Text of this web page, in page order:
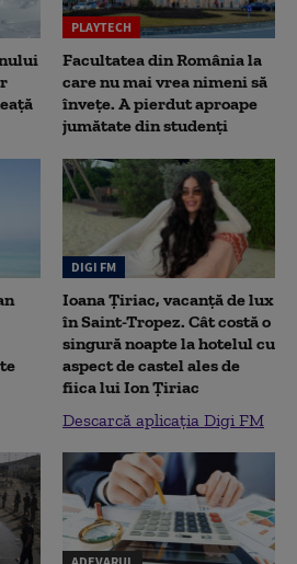
PLAYTECH
Facultatea din România la
care nu mai vrea nimeni să
înveţe. A pierdut aproape
jumătate din studenţi
DIGI FM
Ioana Țiriac, vacanță de lux
în Saint-Tropez. Cât costă o
singură noapte la hotelul cu
aspect de castel ales de
fiica lui Ion Țiriac
Descarcă aplicația Digi FM